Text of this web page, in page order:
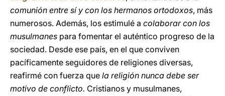
comunión entre sí y con los hermanos ortodoxos, más
numerosos. Además, los estimulé a colaborar con los
musulmanes para fomentar el auténtico progreso de la
sociedad. Desde ese país, en el que conviven
pacíficamente seguidores de religiones diversas,
reafirmé con fuerza que la religión nunca debe ser
motivo de conflicto. Cristianos y musulmanes,